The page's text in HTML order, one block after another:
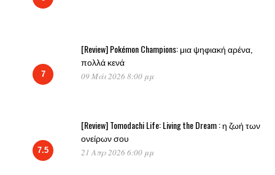
7
[Review] Pokémon Champions: μια ψηφιακή αρένα,
πολλά κενά
09 Μάι 2026 8:00 μμ
7.5
[Review] Tomodachi Life: Living the Dream : η ζωή των
ονείρων σου
21 Απρ 2026 6:00 μμ